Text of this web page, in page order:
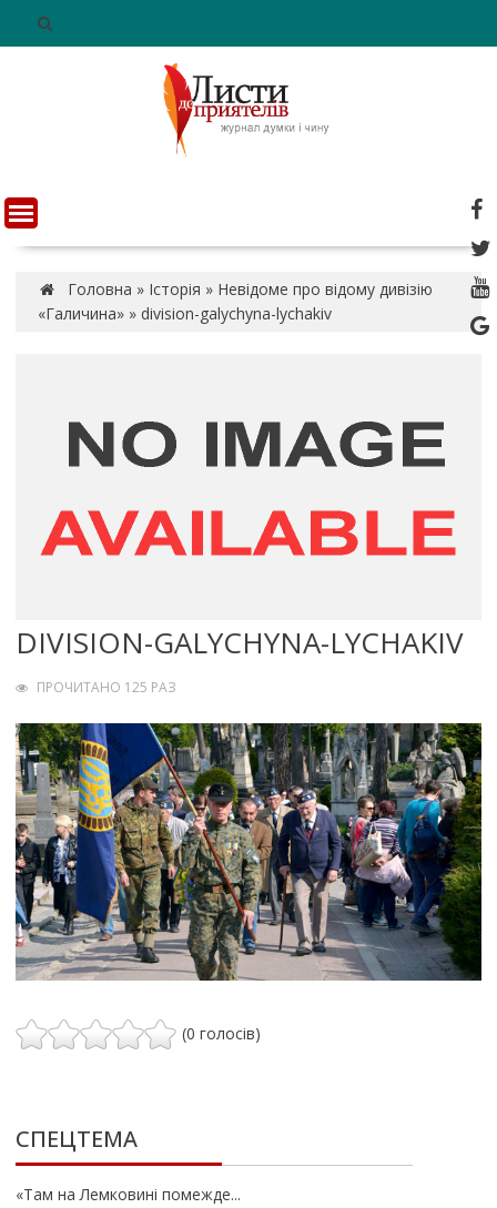
n
t
Головна » Історія » Невідоме про відому дивізію
«Галичина» » division-galychyna-lychakiv
DIVISION-GALYCHYNA-LYCHAKIV
ПРОЧИТАНО 125 РАЗ
(0 голосів)
СПЕЦТЕМА
«Там на Лемковині помежде...